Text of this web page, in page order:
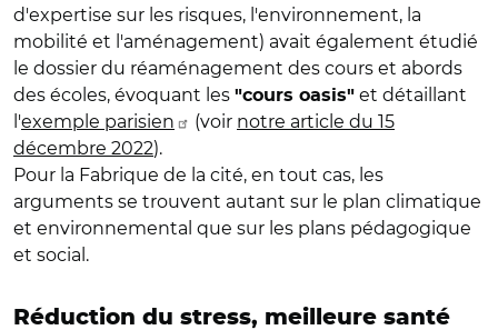
d'expertise sur les risques, l'environnement, la
mobilité et l'aménagement) avait également étudié
le dossier du réaménagement des cours et abords
des écoles, évoquant les "cours oasis" et détaillant
l'exemple parisien (voir notre article du 15
décembre 2022).
Pour la Fabrique de la cité, en tout cas, les
arguments se trouvent autant sur le plan climatique
et environnemental que sur les plans pédagogique
et social.
Réduction du stress, meilleure santé